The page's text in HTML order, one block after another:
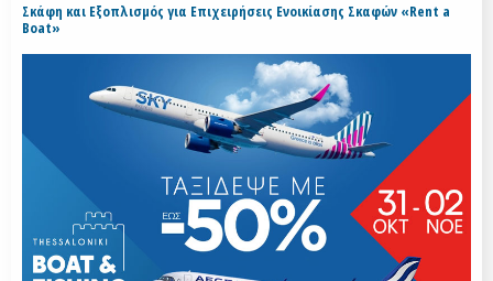
Σκάφη και Εξοπλισμός για Επιχειρήσεις Ενοικίασης Σκαφών «Rent a
Boat»